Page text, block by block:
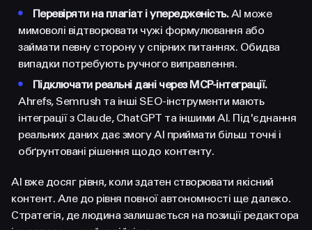
•
Перевіряти на плагіат і упередженість.AI може
мимоволі відтворювати чужі формулювання або
займати певну сторону у спірних питаннях. Обидва
випадки потребують ручного виправлення.
•
Підключати реальні дані через MCP-інтеграції.
Ahrefs, Semrush та інші SEO-інструменти мають
інтеграції з Claude, ChatGPT та іншими AI. Під'єднання
реальних даних дає змогу AI приймати більш точні і
обґрунтовані рішення щодо контенту.
AI вже досяг рівня, коли здатен створювати якісний
контент. Але до рівня повної автономності ще далеко.
Стратегія, де людина залишається на позиції редактора